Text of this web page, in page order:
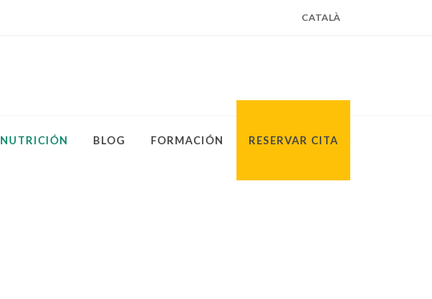
CATALÀ
NUTRICIÓN BLOG FORMACIÓN RESERVAR CITA